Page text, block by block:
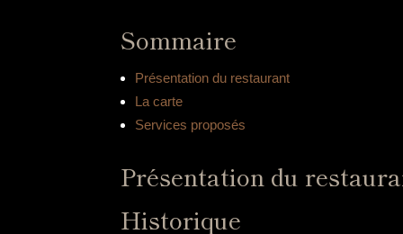
Sommaire
Présentation du restaurant
La carte
Services proposés
Présentation du
Historique